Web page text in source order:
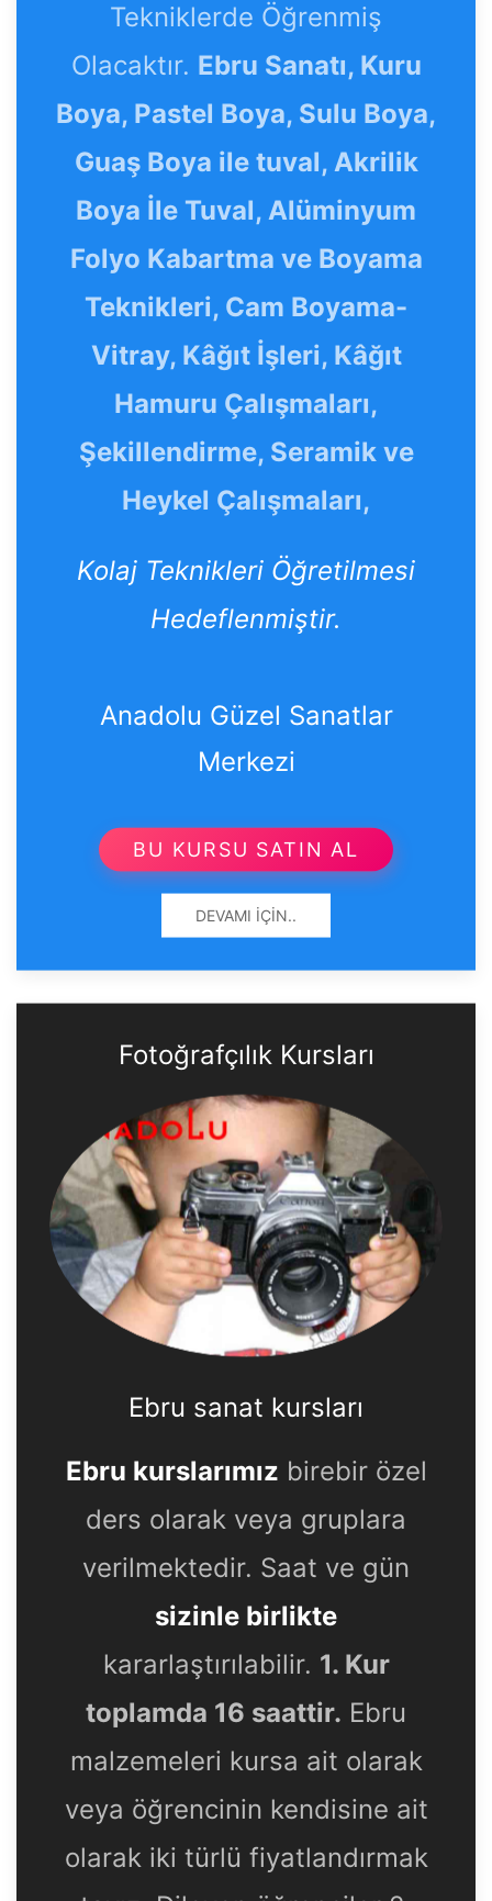
Tekniklerde Öğrenmiş
Olacaktır. Ebru Sanatı, Kuru
Boya, Pastel Boya, Sulu Boya,
Guaş Boya ile tuval, Akrilik
Boya İle Tuval, Alüminyum
Folyo Kabartma ve Boyama
Teknikleri, Cam Boyama-
Vitray, Kâğıt İşleri, Kâğıt
Hamuru Çalışmaları,
Şekillendirme, Seramik ve
Heykel Çalışmaları,
Kolaj Teknikleri Öğretilmesi
Hedeflenmiştir.
Anadolu Güzel Sanatlar
Merkezi
BU KURSU SATIN AL
DEVAMI İÇIN..
Fotoğrafçılık Kursları
Ebru sanat kursları
Ebru kurslarımız birebir özel
ders olarak veya gruplara
verilmektedir. Saat ve gün
sizinle birlikte
kararlaştırılabilir. 1. Kur
toplamda 16 saattir. Ebru
malzemeleri kursa ait olarak
veya öğrencinin kendisine ait
olarak iki türlü fiyatlandırmak